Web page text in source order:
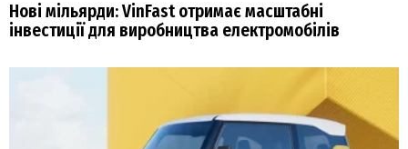
Нові мільярди: VinFast отримає масштабні
інвестиції для виробництва електромобілів